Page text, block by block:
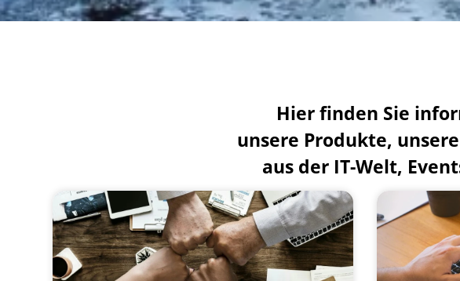
Hier finden Sie
unsere Produkte,
aus der IT-Welt,